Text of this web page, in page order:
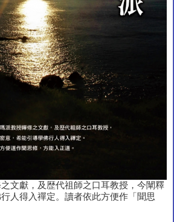
文獻，及歴代祖師之口耳教授，今闡釋
人得入禪定。讀者依此方便作「聞思